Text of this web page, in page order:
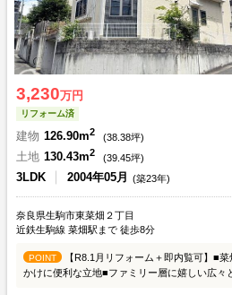
3,230万円
リフォーム済
建物 126.90m2 (38.38坪)
土地 130.43m2 (39.45坪)
3LDK 2004年05月 (築23年)
奈良県生駒市東菜畑２丁目
近鉄生駒線 菜畑駅まで 徒歩8分
POINT
【R8.1月リフォーム＋即内覧可】■
かけに便利な立地■ファミリー層に嬉しい広々